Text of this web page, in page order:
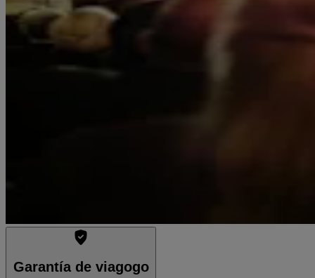
Garantía de viagogo